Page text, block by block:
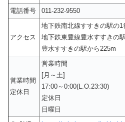
電話番号
011-232-9550
アクセス
地下鉄南北線すすきの駅の
地下鉄東豊線豊水すすきの
豊水すすきの駅から225m
営業時間
定休日
営業時間
[月～土]
17:00～0:00(L.O.23:30)
定休日
日曜日